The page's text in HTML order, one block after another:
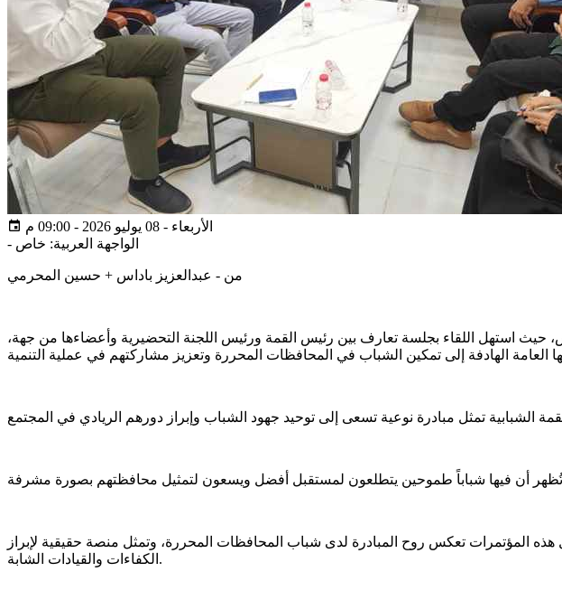
الأربعاء - 08 يوليو 2026 - 09:00 م
- الواجهة العربية: خاص
من - عبدالعزيز باداس + حسين المحرمي
حيث استهل اللقاء بجلسة تعارف بين رئيس القمة ورئيس اللجنة التحضيرية وأعضاءها من جهة،
هذه المؤتمرات تعكس روح المبادرة لدى شباب المحافظات المحررة، وتمثل منصة حقيقية لإبراز
الكفاءات والقيادات الشابة.